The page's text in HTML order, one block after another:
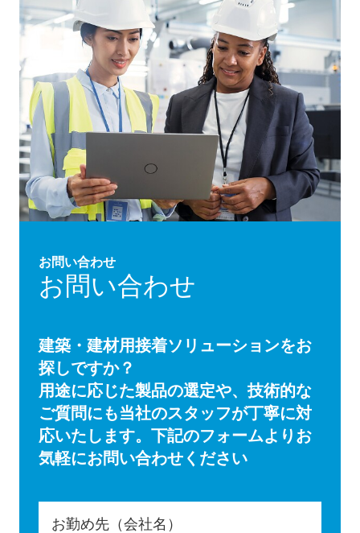
お問い合わせ
お問い合わせ
建築・建材用接着ソリューションをお
探しですか？
用途に応じた製品の選定や、技術的な
ご質問にも当社のスタッフが丁寧に対
応いたします。下記のフォームよりお
気軽にお問い合わせください
お勤め先（会社名）